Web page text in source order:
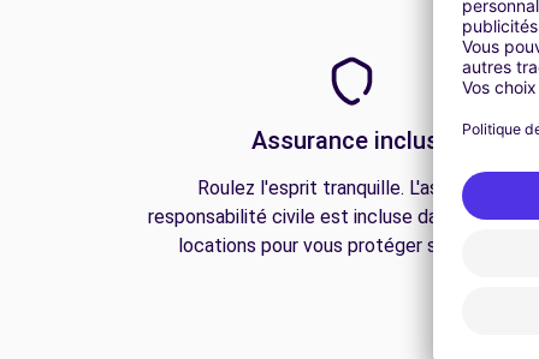
Assurance incluse
Roulez l'esprit tranquille. L'assurance
responsabilité civile est incluse dans toutes
locations pour vous protéger sur la route.